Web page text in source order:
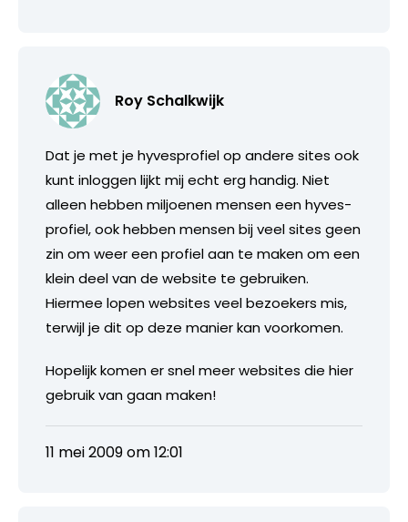
Roy Schalkwijk
Dat je met je hyvesprofiel op andere sites ook
kunt inloggen lijkt mij echt erg handig. Niet
alleen hebben miljoenen mensen een hyves-
profiel, ook hebben mensen bij veel sites geen
zin om weer een profiel aan te maken om een
klein deel van de website te gebruiken.
Hiermee lopen websites veel bezoekers mis,
terwijl je dit op deze manier kan voorkomen.
Hopelijk komen er snel meer websites die hier
gebruik van gaan maken!
11 mei 2009 om 12:01